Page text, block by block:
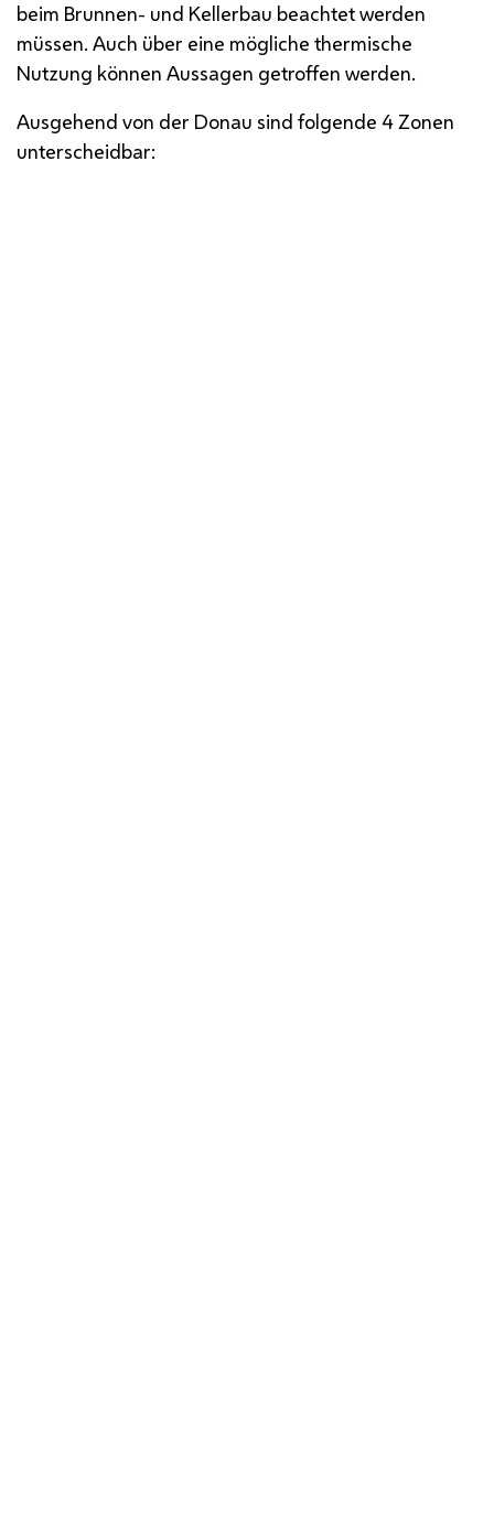
beim Brunnen- und Kellerbau beachtet werden
müssen. Auch über eine mögliche thermische
Nutzung können Aussagen getroffen werden.
Ausgehend von der Donau sind folgende 4 Zonen
unterscheidbar: